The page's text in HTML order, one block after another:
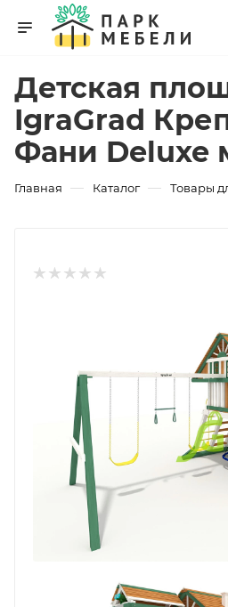
Детская
IgraGrad
Фани Deluxe
Главная — Каталог — Товары